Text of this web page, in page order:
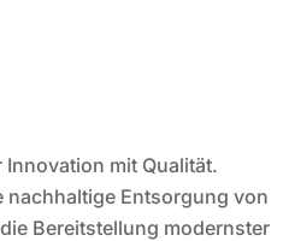
mit Qualität.
nachhaltige Entsorgung von
Bereitstellung modernster